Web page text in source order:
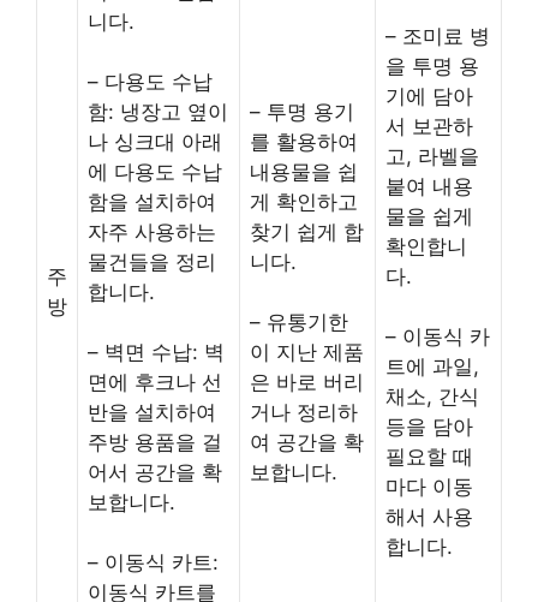
주
방
니다.
– 다용도 수납
함: 냉장고 옆이
나 싱크대 아래
에 다용도 수납
함을 설치하여
자주 사용하는
물건들을 정리
합니다.
– 벽면 수납: 벽
면에 후크나 선
반을 설치하여
주방 용품을 걸
어서 공간을 확
보합니다.
– 이동식 카트:
이동식 카트를
– 투명 용기
를 활용하여
내용물을 쉽
게 확인하고
찾기 쉽게 합
니다.
– 유통기한
이 지난 제품
은 바로 버리
거나 정리하
여 공간을 확
보합니다.
– 조미료 병
을 투명 용
기에 담아
서 보관하
고, 라벨을
붙여 내용
물을 쉽게
확인합니
다.
– 이동식 카
트에 과일,
채소, 간식
등을 담아
필요할 때
마다 이동
해서 사용
합니다.